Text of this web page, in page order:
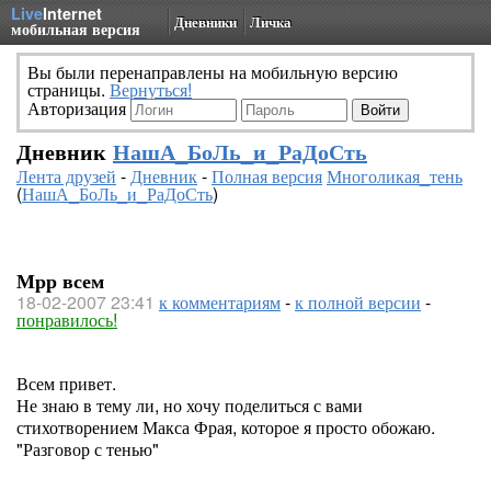
LiveInternet
мобильная версия Дневники Личка
Вы были перенаправлены на мобильную версию
страницы. Вернуться!
Авторизация
Дневник НашА_БоЛь_и_РаДоСть
Лента друзей -Дневник-Полная версияМноголикая_тень
(НашА_БоЛь_и_РаДоСть)
Мрр всем
18-02-2007 23:41 к комментариям-к полной версии -
понравилось!
Всем привет.
Не знаю в тему ли, но хочу поделиться с вами
стихотворением Макса Фрая, которое я просто обожаю.
"Разговор с тенью"